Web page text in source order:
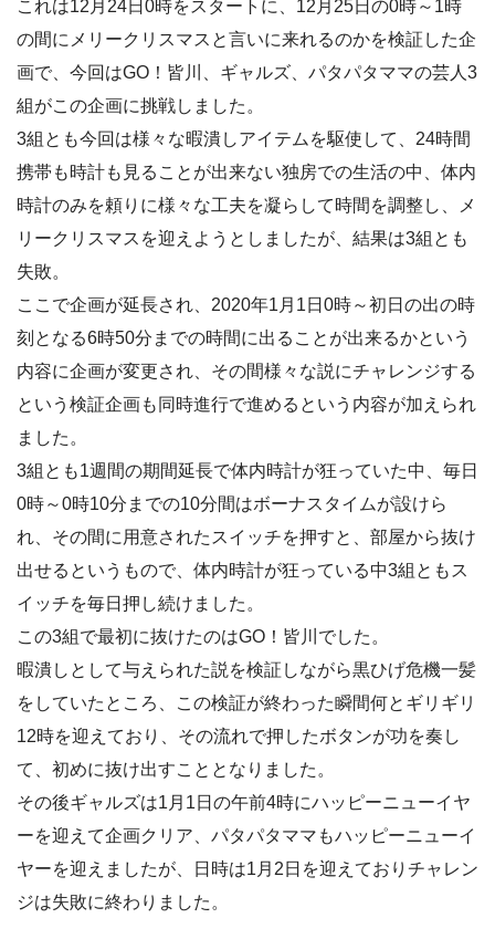
これは12月24日0時をスタートに、12月25日の0時～1時
の間にメリークリスマスと言いに来れるのかを検証した企
画で、今回はGO！皆川、ギャルズ、パタパタママの芸人3
組がこの企画に挑戦しました。
3組とも今回は様々な暇潰しアイテムを駆使して、24時間
携帯も時計も見ることが出来ない独房での生活の中、体内
時計のみを頼りに様々な工夫を凝らして時間を調整し、メ
リークリスマスを迎えようとしましたが、結果は3組とも
失敗。
ここで企画が延長され、2020年1月1日0時～初日の出の時
刻となる6時50分までの時間に出ることが出来るかという
内容に企画が変更され、その間様々な説にチャレンジする
という検証企画も同時進行で進めるという内容が加えられ
ました。
3組とも1週間の期間延長で体内時計が狂っていた中、毎日
0時～0時10分までの10分間はボーナスタイムが設けら
れ、その間に用意されたスイッチを押すと、部屋から抜け
出せるというもので、体内時計が狂っている中3組ともス
イッチを毎日押し続けました。
この3組で最初に抜けたのはGO！皆川でした。
暇潰しとして与えられた説を検証しながら黒ひげ危機一髪
をしていたところ、この検証が終わった瞬間何とギリギリ
12時を迎えており、その流れで押したボタンが功を奏し
て、初めに抜け出すこととなりました。
その後ギャルズは1月1日の午前4時にハッピーニューイヤ
ーを迎えて企画クリア、パタパタママもハッピーニューイ
ヤーを迎えましたが、日時は1月2日を迎えておりチャレン
ジは失敗に終わりました。